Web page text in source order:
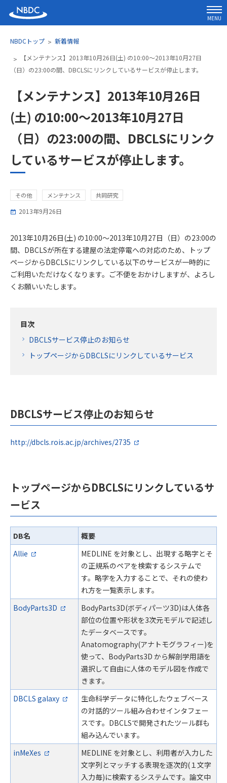
MENU
NBDCトップ
新着情報
【メンテナンス】2013年10月26日(土) の10:00～2013年10月27日
（日）の23:00の間、DBCLSにリンクしているサービスが停止します。
【メンテナンス】2013年10月26日
(土) の10:00～2013年10月27日
（日）の23:00の間、DBCLSにリンク
しているサービスが停止します。
その他 メンテナンス 共同研究
2013年9月26日
2013年10月26日(土) の10:00～2013年10月27日（日）の23:00の
間、DBCLSが所在する建屋の法定停電への対応のため、トップ
ページからDBCLSにリンクしている以下のサービスが一時的に
ご利用いただけなくなります。ご不便をおかけしますが、よろし
くお願いいたします。
目次
DBCLSサービス停止のお知らせ
トップページからDBCLSにリンクしているサービス
DBCLSサービス停止のお知らせ
http://dbcls.rois.ac.jp/archives/2735
トップページからDBCLSにリンクしているサ
ービス
DB名
概要
Allie
MEDLINE を対象とし、出現する略字とそ
の正規系のペアを検索するシステムで
す。略字を入力することで、それの使わ
れ方を一覧表示します。
BodyParts3D
BodyParts3D(ボディパーツ3D)は人体各
部位の位置や形状を3次元モデルで記述し
たデータベースです。
Anatomography(アナトモグラフィー)を
使って、BodyParts3D から解剖学用語を
選択して自由に人体のモデル図を作成で
きます。
DBCLS galaxy
生命科学データに特化したウェブベース
の対話的ツール組み合わせインタフェー
スです。DBCLSで開発されたツール群も
組み込んでいます。
inMeXes
MEDLINE を対象とし、利用者が入力した
文字列とマッチする表現を逐次的(１文字
入力毎)に検索するシステムです。論文中